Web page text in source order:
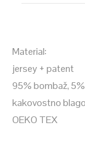
Material:
jersey + patent
95% bombaž,
kakovostno
OEKO TEX